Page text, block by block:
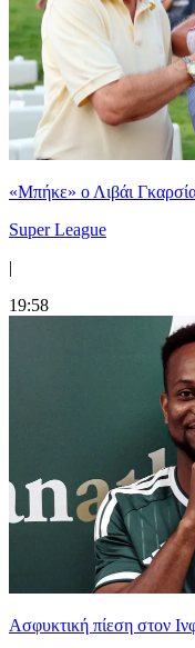
«Μπήκε» ο Λιβάι Γκαρσία
Super League
|
19:58
Ασφυκτική πίεση στον